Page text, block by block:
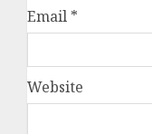
Email *
Website